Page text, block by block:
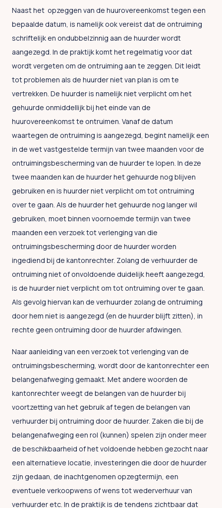
Naast het opzeggen van de huurovereenkomst tegen een
bepaalde datum, is namelijk ook vereist dat de ontruiming
schriftelijk en ondubbelzinnig aan de huurder wordt
aangezegd. In de praktijk komt het regelmatig voor dat
wordt vergeten om de ontruiming aan te zeggen. Dit leidt
tot problemen als de huurder niet van plan is om te
vertrekken. De huurder is namelijk niet verplicht om het
gehuurde onmiddellijk bij het einde van de
huurovereenkomst te ontruimen. Vanaf de datum
waartegen de ontruiming is aangezegd, begint namelijk een
in de wet vastgestelde termijn van twee maanden voor de
ontruimingsbescherming van de huurder te lopen. In deze
twee maanden kan de huurder het gehuurde nog blijven
gebruiken en is huurder niet verplicht om tot ontruiming
over te gaan. Als de huurder het gehuurde nog langer wil
gebruiken, moet binnen voornoemde termijn van twee
maanden een verzoek tot verlenging van die
ontruimingsbescherming door de huurder worden
ingediend bij de kantonrechter. Zolang de verhuurder de
ontruiming niet of onvoldoende duidelijk heeft aangezegd,
is de huurder niet verplicht om tot ontruiming over te gaan.
Als gevolg hiervan kan de verhuurder zolang de ontruiming
door hem niet is aangezegd (en de huurder blijft zitten), in
rechte geen ontruiming door de huurder afdwingen.
Naar aanleiding van een verzoek tot verlenging van de
ontruimingsbescherming, wordt door de kantonrechter een
belangenafweging gemaakt. Met andere woorden de
kantonrechter weegt de belangen van de huurder bij
voortzetting van het gebruik af tegen de belangen van
verhuurder bij ontruiming door de huurder. Zaken die bij de
belangenafweging een rol (kunnen) spelen zijn onder meer
de beschikbaarheid of het voldoende hebben gezocht naar
een alternatieve locatie, investeringen die door de huurder
zijn gedaan, de inachtgenomen opzegtermijn, een
eventuele verkoopwens of wens tot wederverhuur van
verhuurder etc. In de praktijk is de tendens zichtbaar dat